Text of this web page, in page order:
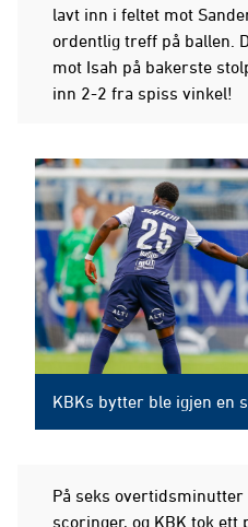
lavt inn i feltet mot
ordentlig treff på ballen.
mot Isah på bakerste
inn 2-2 fra spiss vinkel!
KBKs bytter ble igjen en
På seks
scoringer, og KBK tok ett